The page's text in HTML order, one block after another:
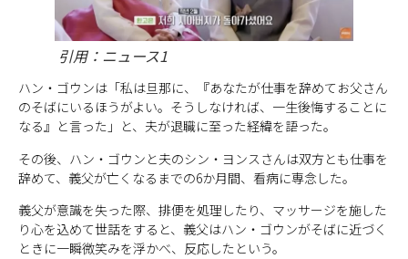
引用：ニュース1
ハン・ゴウンは「私は旦那に、『あなたが仕事を辞めてお父さん
のそばにいるほうがよい。そうしなければ、一生後悔することに
なる』と言った」と、夫が退職に至った経緯を語った。
その後、ハン・ゴウンと夫のシン・ヨンスさんは双方とも仕事を
辞めて、義父が亡くなるまでの6か月間、看病に専念した。
義父が意識を失った際、排便を処理したり、マッサージを施した
り心を込めて世話をすると、義父はハン・ゴウンがそばに近づく
ときに一瞬微笑みを浮かべ、反応したという。